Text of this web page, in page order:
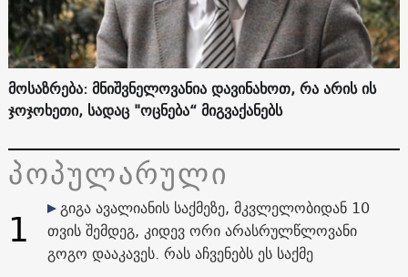
მოსაზრება: მნიშვნელოვანია დავინახოთ, რა არის ის
ჯოჯოხეთი, სადაც "ოცნება“ მიგვაქანებს
პოპულარული
1
გიგა ავალიანის საქმეზე, მკვლელობიდან 10
თვის შემდეგ, კიდევ ორი არასრულწლოვანი
გოგო დააკავეს. რას აჩვენებს ეს საქმე